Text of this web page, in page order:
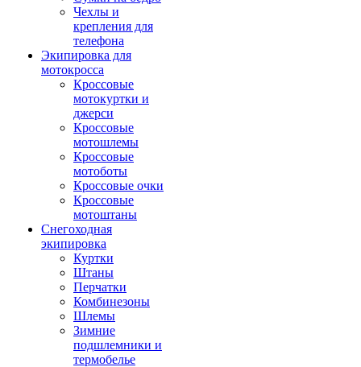
Чехлы и
крепления для
телефона
Экипировка для
мотокросса
Кроссовые
мотокуртки и
джерси
Кроссовые
мотошлемы
Кроссовые
мотоботы
Кроссовые очки
Кроссовые
мотоштаны
Снегоходная
экипировка
Куртки
Штаны
Перчатки
Комбинезоны
Шлемы
Зимние
подшлемники и
термобелье